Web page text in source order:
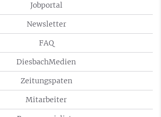
Jobportal
Newsletter
FAQ
DiesbachMedien
Zeitungspaten
Mitarbeiter